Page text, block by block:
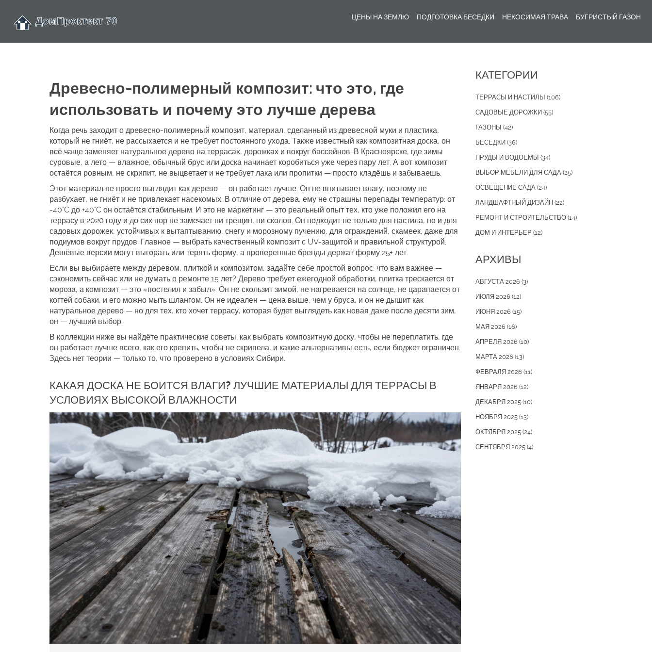
ЦЕНЫ НА ЗЕМЛЮ ПОДГОТОВКА БЕСЕДКИ НЕКОСИМАЯ ТРАВА БУГРИСТЫЙ ГАЗОН
Древесно-полимерный композит: что это, где
использовать и почему это лучше дерева
Когда речь заходит о древесно-полимерный композит, материал, сделанный из древесной муки и пластика,
который не гниёт, не рассыхается и не требует постоянного ухода. Также известный как композитная доска, он
всё чаще заменяет натуральное дерево на террасах, дорожках и вокруг бассейнов. В Красноярске, где зимы
суровые, а лето — влажное, обычный брус или доска начинает коробиться уже через пару лет. А вот композит
остаётся ровным, не скрипит, не выцветает и не требует лака или пропитки — просто кладёшь и забываешь.
Этот материал не просто выглядит как дерево — он работает лучше. Он не впитывает влагу, поэтому не
разбухает, не гниёт и не привлекает насекомых. В отличие от дерева, ему не страшны перепады температур: от
-40°C до +40°C он остаётся стабильным. И это не маркетинг — это реальный опыт тех, кто уже положил его на
террасу в 2020 году и до сих пор не замечает ни трещин, ни сколов. Он подходит не только для настила, но и для
садовых дорожек, устойчивых к вытаптыванию, снегу и морозному пучению, для ограждений, скамеек, даже для
подиумов вокруг прудов. Главное — выбрать качественный композит с UV-защитой и правильной структурой.
Дешёвые версии могут выгорать или терять форму, а проверенные бренды держат форму 25+ лет.
Если вы выбираете между деревом, плиткой и композитом, задайте себе простой вопрос: что вам важнее —
сэкономить сейчас или не думать о ремонте 15 лет? Дерево требует ежегодной обработки, плитка трескается от
мороза, а композит — это «постелил и забыл». Он не скользит зимой, не нагревается на солнце, не царапается от
когтей собаки, и его можно мыть шлангом. Он не идеален — цена выше, чем у бруса, и он не дышит как
натуральное дерево — но для тех, кто хочет террасу, которая будет выглядеть как новая даже после десяти зим,
он — лучший выбор.
В коллекции ниже вы найдёте практические советы: как выбрать композитную доску, чтобы не переплатить, где
он работает лучше всего, как его крепить, чтобы не скрипела, и какие альтернативы есть, если бюджет ограничен.
Здесь нет теории — только то, что проверено в условиях Сибири.
КАКАЯ ДОСКА НЕ БОИТСЯ ВЛАГИ? ЛУЧШИЕ МАТЕРИАЛЫ ДЛЯ ТЕРРАСЫ В
УСЛОВИЯХ ВЫСОКОЙ ВЛАЖНОСТИ
КАТЕГОРИИ
ТЕРРАСЫ И НАСТИЛЫ (106)
САДОВЫЕ ДОРОЖКИ (55)
ГАЗОНЫ (42)
БЕСЕДКИ (36)
ПРУДЫ И ВОДОЕМЫ (34)
ВЫБОР МЕБЕЛИ ДЛЯ САДА (25)
ОСВЕЩЕНИЕ САДА (24)
ЛАНДШАФТНЫЙ ДИЗАЙН (22)
РЕМОНТ И СТРОИТЕЛЬСТВО (14)
ДОМ И ИНТЕРЬЕР (12)
АРХИВЫ
АВГУСТА 2026 (3)
ИЮЛЯ 2026 (12)
ИЮНЯ 2026 (15)
МАЯ 2026 (16)
АПРЕЛЯ 2026 (10)
МАРТА 2026 (13)
ФЕВРАЛЯ 2026 (11)
ЯНВАРЯ 2026 (12)
ДЕКАБРЯ 2025 (10)
НОЯБРЯ 2025 (13)
ОКТЯБРЯ 2025 (24)
СЕНТЯБРЯ 2025 (4)